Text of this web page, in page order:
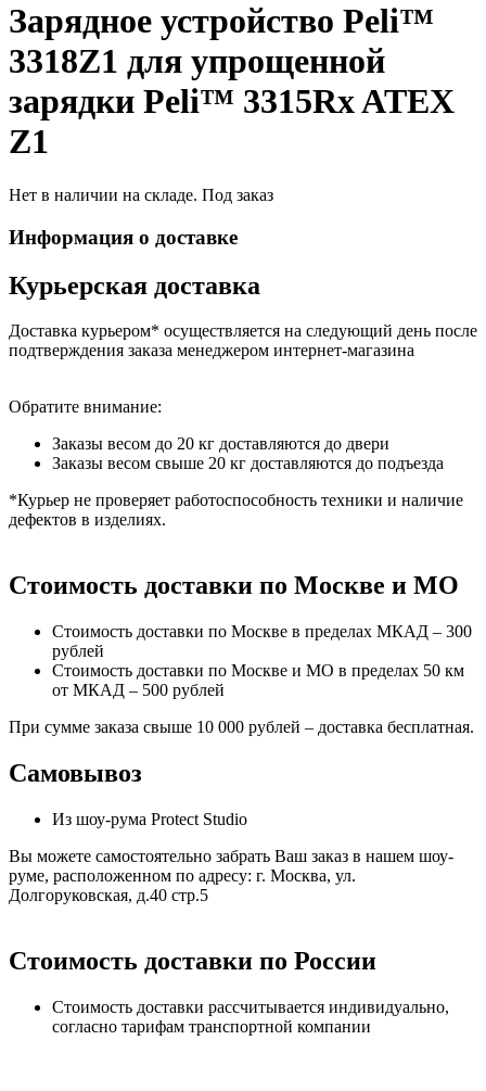
Зарядное устройство Peli™
3318Z1 для упрощенной
зарядки Peli™ 3315Rx ATEX
Z1
Нет в наличии на складе. Под заказ
Информация о доставке
Курьерская доставка
Доставка курьером* осуществляется на следующий день после
подтверждения заказа менеджером интернет-магазина
Обратите внимание:
Заказы весом до 20 кг доставляются до двери
Заказы весом свыше 20 кг доставляются до подъезда
*Курьер не проверяет работоспособность техники и наличие
дефектов в изделиях.
Стоимость доставки по Москве и МО
Стоимость доставки по Москве в пределах МКАД – 300
рублей
Стоимость доставки по Москве и МО в пределах 50 км
от МКАД – 500 рублей
При сумме заказа свыше 10 000 рублей – доставка бесплатная.
Самовывоз
Из шоу-рума Protect Studio
Вы можете самостоятельно забрать Ваш заказ в нашем шоу-
руме, расположенном по адресу: г. Москва, ул.
Долгоруковская, д.40 стр.5
Стоимость доставки по России
Стоимость доставки рассчитывается индивидуально,
согласно тарифам транспортной компании